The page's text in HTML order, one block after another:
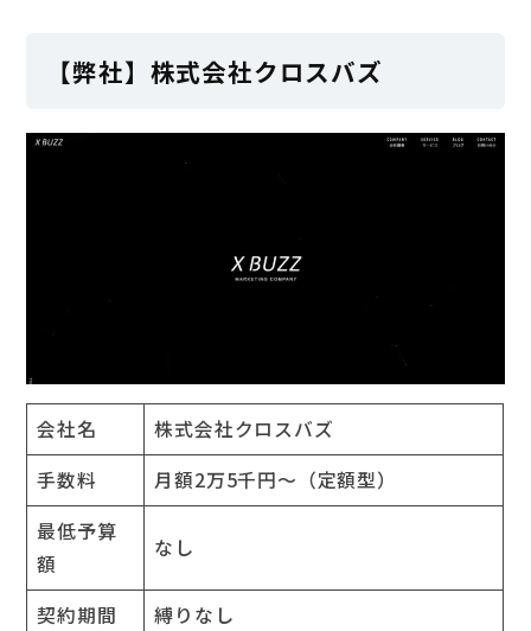
【弊社】株式会社クロスバズ
会社名
株式会社クロスバズ
手数料
月額2万5千円～（定額型）
最低予算
額
なし
契約期間
縛りなし